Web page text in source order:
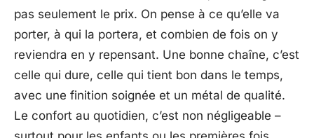
pas seulement le prix. On pense à ce qu’elle va
porter, à qui la portera, et combien de fois on y
reviendra en y repensant. Une bonne chaîne, c’est
celle qui dure, celle qui tient bon dans le temps,
avec une finition soignée et un métal de qualité.
Le confort au quotidien, c’est non négligeable –